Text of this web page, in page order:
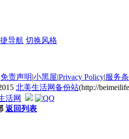
导航 切换风格
免责声明|小黑屋|Privacy Policy|服务
北美生活网备份站(http://
活网
返回列表